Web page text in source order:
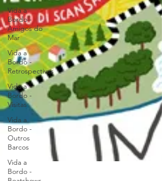
Vida a
Bordo -
Amigos do
Mar
Vida a
Bordo -
Retrospectivas
Vida a
Bordo -
Visitas
Vida a
Bordo -
Outros
Barcos
Vida a
Bordo -